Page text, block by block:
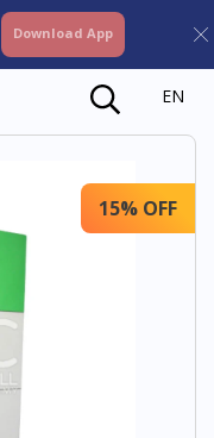
Download App
EN
15% OFF